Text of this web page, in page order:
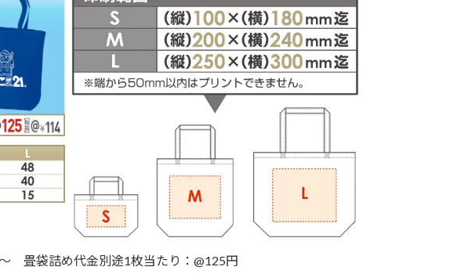
～ 畳袋詰め代金別途1枚当たり：@125円